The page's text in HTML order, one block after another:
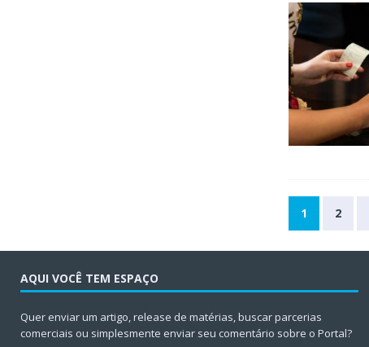
1 2
AQUI VOCÊ TEM ESPAÇO
Quer enviar um artigo, release de matérias, buscar parcerias
comerciais ou simplesmente enviar seu comentário sobre o Portal?